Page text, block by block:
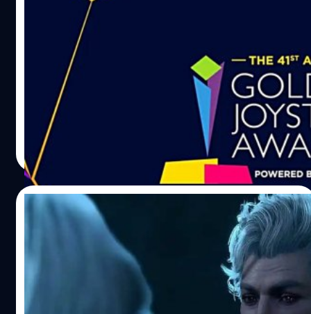
ประกาศผลผู้ชนะรางวัล “Golden Joystick
Awards 2023” ที่เกมดังได้รางวัลตามคาด
ในปี 2023 ก็เป็นอีกหนึ่งปีที่มีเกมฟอร์มดีออกมามากมาย และ
มีเกมที่ได้คะแนนรีวิวสูงอยู่หลายสิบเกม อย่างไรก็ตามรางวัล
ใหญ่ Golden Joystick Award
วงศกร ปฐมชัยวัฒน์
Read More
26/10/2023
ทีมงาน Baldur’s Gate 3 ตำหนิผู้ให้เสียงพากย์
Astarion เพราะเจ้าตัวใส่อารมณ์ Horny ใน
ผู้เล่น Baldur's Gate 3 ได้ขุด และ พบกับข้อความจากไฟล์เกม
ที่ทีมงานขอให้ผู้พากย์เสียงตัวละคร Astarion นิล นิวบอร์น